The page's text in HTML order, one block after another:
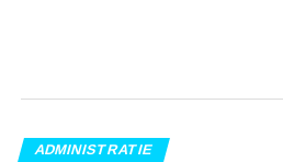
ADMINISTRATIE